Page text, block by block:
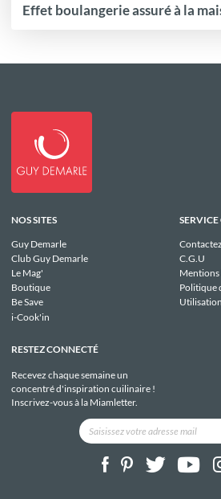
Effet boulangerie assuré à la
NOS SITES
Guy Demarle
Club Guy Demarle
Le Mag'
Boutique
Be Save
i-Cook'in
C.G.U
Mentions
Politique
RESTEZ CONNECTÉ
Recevez chaque semaine un
concentré d'inspiration cuilinaire !
Inscrivez-vous à la Miamletter.